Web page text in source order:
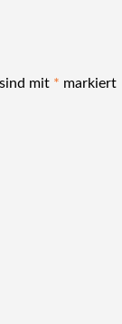
mit * markiert